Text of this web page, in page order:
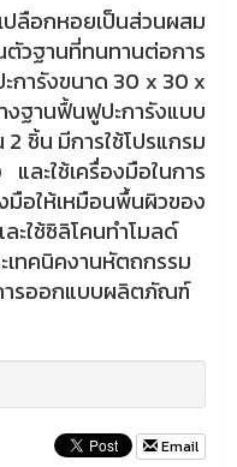
ปลือกหอยเป็นส่วนผสม
ตัวฐานที่ทนทานต่อการ
การังขนาด 30 x 30 x
ฐานฟื้นฟูปะการังแบบ
ชิ้น มีการใช้โปรแกรม
ละใช้เครื่องมือในการ
ให้เหมือนพื้นผิวของ
ะใช้ซิลิโคนทำโมลด์
เทคนิคงานหัตถกรรม
ารออกแบบผลิตภัณฑ์
Email